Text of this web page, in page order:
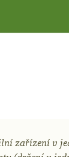
zařízení v